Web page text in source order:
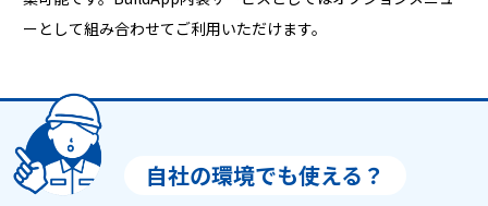
ーとして組み合わせてご利用いただけます。
自社の環境でも使える？